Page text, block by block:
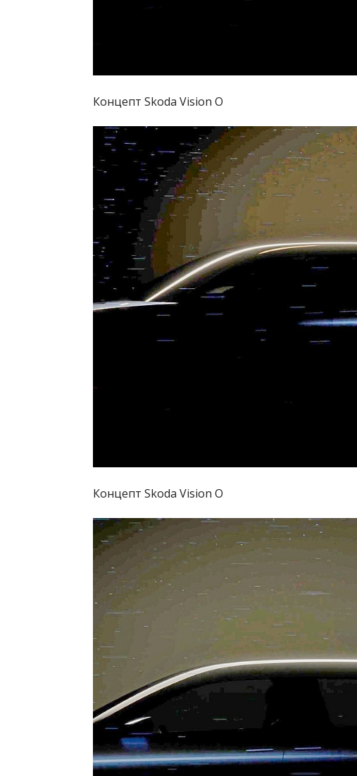
Концепт Skoda Vision O
Концепт Skoda Vision O